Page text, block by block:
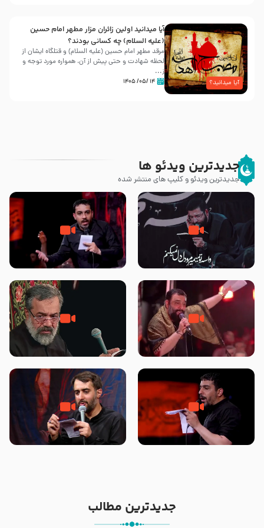
آیا میدانید؟
آیا میدانید اولین زائران مزار مطهر امام حسین
(علیه السلام) چه کسانی بودند؟
مرقد مطهر امام حسین (علیه السلام) و قتلگاه ایشان از
لحظه شهادت و حتی پیش از آن، همواره مورد توجه و
ز...
۱۴ /۰۵/ ۱۴۰۵
جدیدترین ویدئو ها
جدیدترین ویدئو و کلیپ های منتشر شده
مصداق کربلا – حاج حسین سیب
سرخی
شور ، حسینا! به‌ حق زهرا «أُنْظُرْ
إِلَینا» – عزاداری شب هفتم ماه
جانا جانا ابی عبدالله – کربلایی جواد
مقدم – شب هشتم محرم 1448 –
مادر منم مثل تو خمیدم – حاج
محمود کریمی – شهادت حضرت
هیئت رایة العباس علیه السلام
تک ، عبّاس، صاحب دل‌هاست –
حاج حنیف طاهری – عزاداری شب
من غلام نوکراتم من عاشق کربلاتم
– شور زمینه – شب هفتم – محرم
جدیدترین مطالب